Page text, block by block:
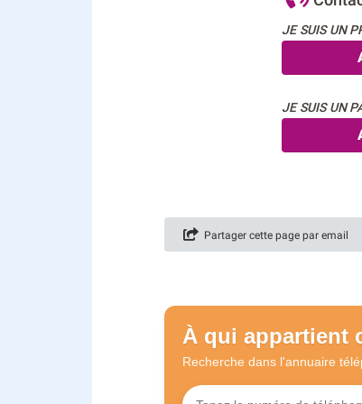
JE SUIS UN
JE SUIS UN
Partager cette page par email
À qui appartient
Recherche dans l'annuaire